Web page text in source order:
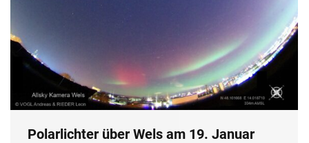
Polarlichter über Wels am 19. Januar